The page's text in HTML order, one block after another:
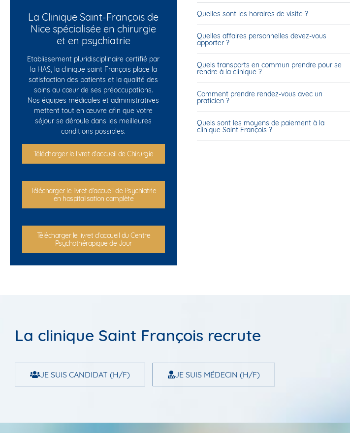
La Clinique Saint-François de
Nice spécialisée en chirurgie
et en psychiatrie
Etablissement pluridisciplinaire certifié par
la HAS, la clinique saint François place la
satisfaction des patients et la qualité des
soins au cœur de ses préoccupations.
Nos équipes médicales et administratives
mettent tout en œuvre afin que votre
séjour se déroule dans les meilleures
conditions possibles.
Télécharger le livret d'accueil de Chirurgie
Télécharger le livret d'accueil de Psychiatrie
en hospitalisation complète
Télécharger le livret d'accueil du Centre
Psychothérapique de Jour
Quelles sont les horaires de visite ?
Quelles affaires personnelles devez-vous
apporter ?
Quels transports en commun prendre pour se
rendre à la clinique ?
Comment prendre rendez-vous avec un
praticien ?
Quels sont les moyens de paiement à la
clinique Saint François ?
La clinique Saint François recrute
JE SUIS CANDIDAT (H/F) JE SUIS MÉDECIN (H/F)